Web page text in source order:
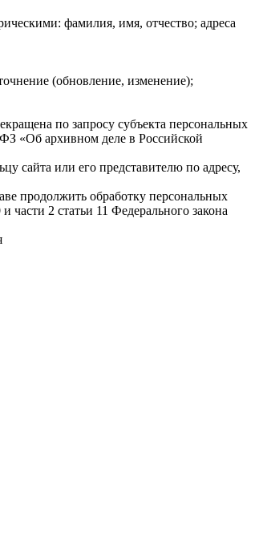
фамилия, имя, отчество; адреса
(обновление, изменение);
по запросу субъекта персональных
«Об архивном деле в Российской
сайта или его представителю по адресу,
продолжить обработку персональных
части 2 статьи 11 Федерального закона